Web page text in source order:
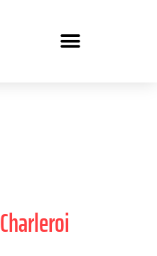
Charleroi